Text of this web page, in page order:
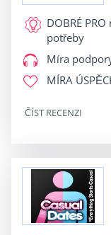
DOBRÉ PRO
potřeby
Míra
MÍRA
ČÍST RECENZI